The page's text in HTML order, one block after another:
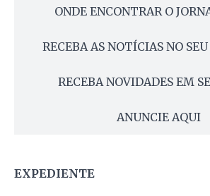
ONDE ENCONTRAR O
RECEBA AS NOTÍCIAS NO
RECEBA NOVIDADES EM
ANUNCIE AQUI
EXPEDIENTE